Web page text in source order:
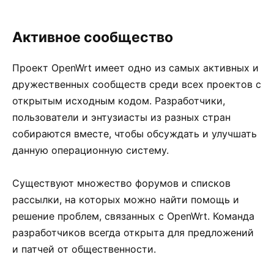
Активное сообщество
Проект OpenWrt имеет одно из самых активных и
дружественных сообществ среди всех проектов с
открытым исходным кодом. Разработчики,
пользователи и энтузиасты из разных стран
собираются вместе, чтобы обсуждать и улучшать
данную операционную систему.
Существуют множество форумов и списков
рассылки, на которых можно найти помощь и
решение проблем, связанных с OpenWrt. Команда
разработчиков всегда открыта для предложений
и патчей от общественности.